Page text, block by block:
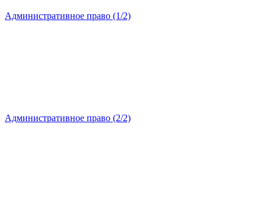
Административное право (1/2)
Административное право (2/2)